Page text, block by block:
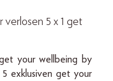
5 x 1 get
your wellbeing by
exklusiven get your